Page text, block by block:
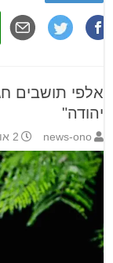
אלפי תושבים
יהודה"
news-ono 2 אוקטובר 2018 10:31